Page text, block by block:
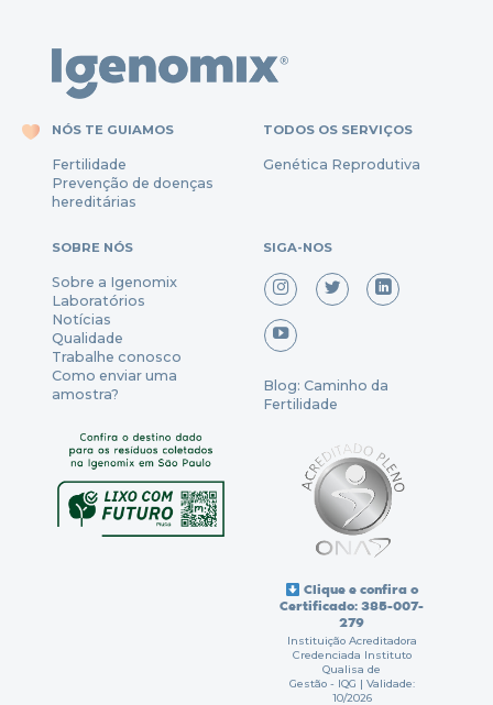
NÓS TE GUIAMOS
Fertilidade
Prevenção dedoenças
hereditárias
TODOS OS SERVIÇOS
Genética Reprodutiva
SOBRE NÓS
Sobre a Igenomix
Laboratórios
Notícias
Qualidade
Trabalhe conosco
Como enviar uma
amostra?
SIGA-NOS
Blog: Caminho da
Fertilidade
Clique e confira o
Certificado: 385-007-
279
Instituição Acreditadora
Credenciada Instituto
Qualisa de
Gestão - IQG | Validade:
10/2026